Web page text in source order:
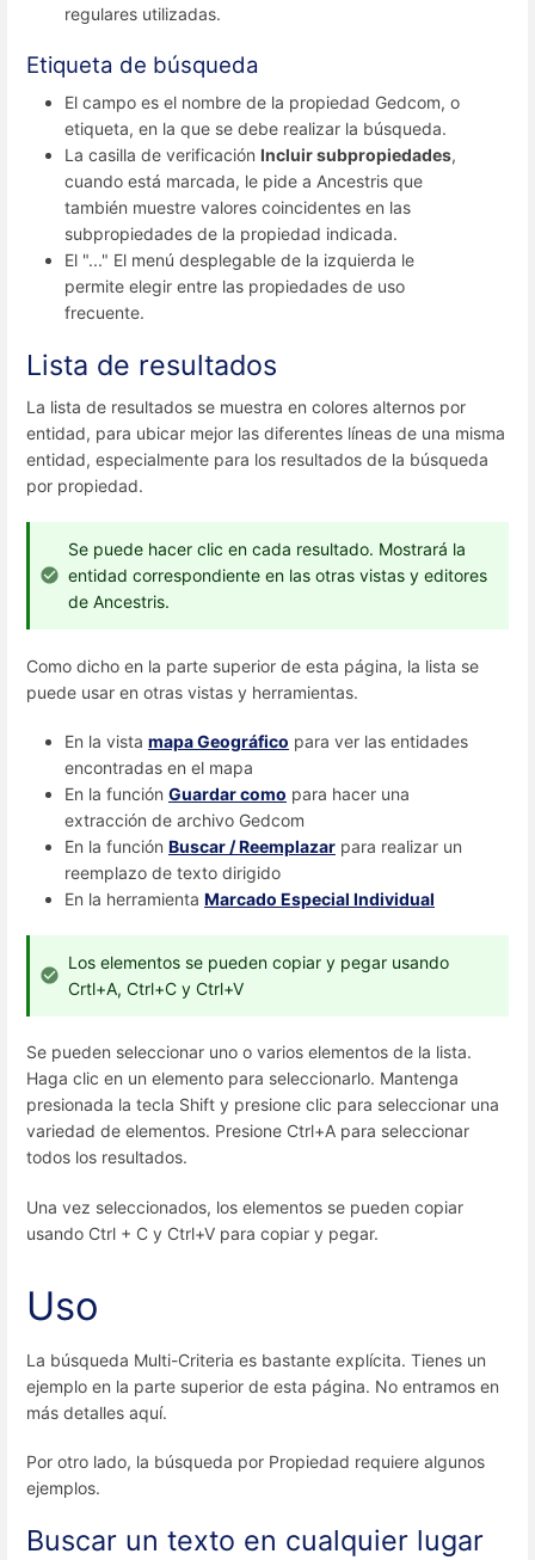
regulares utilizadas.
Etiqueta de búsqueda
El campo es el nombre de la propiedad Gedcom, o
etiqueta, en la que se debe realizar la búsqueda.
La casilla de verificación Incluir subpropiedades,
cuando está marcada, le pide a Ancestris que
también muestre valores coincidentes en las
subpropiedades de la propiedad indicada.
El "..." El menú desplegable de la izquierda le
permite elegir entre las propiedades de uso
frecuente.
Lista de resultados
La lista de resultados se muestra en colores alternos por
entidad, para ubicar mejor las diferentes líneas de una misma
entidad, especialmente para los resultados de la búsqueda
por propiedad.
Se puede hacer clic en cada resultado. Mostrará la
entidad correspondiente en las otras vistas y editores
de Ancestris.
Como dicho en la parte superior de esta página, la lista se
puede usar en otras vistas y herramientas.
En la vista mapa Geográfico para ver las entidades
encontradas en el mapa
En la función Guardar como para hacer una
extracción de archivo Gedcom
En la función Buscar / Reemplazar para realizar un
reemplazo de texto dirigido
En la herramienta Marcado Especial Individual
Los elementos se pueden copiar y pegar usando
Crtl+A, Ctrl+C y Ctrl+V
Se pueden seleccionar uno o varios elementos de la lista.
Haga clic en un elemento para seleccionarlo. Mantenga
presionada la tecla Shift y presione clic para seleccionar una
variedad de elementos. Presione Ctrl+A para seleccionar
todos los resultados.
Una vez seleccionados, los elementos se pueden copiar
usando Ctrl + C y Ctrl+V para copiar y pegar.
Uso
La búsqueda Multi-Criteria es bastante explícita. Tienes un
ejemplo en la parte superior de esta página. No entramos en
más detalles aquí.
Por otro lado, la búsqueda por Propiedad requiere algunos
ejemplos.
Buscar un texto en cualquier lugar